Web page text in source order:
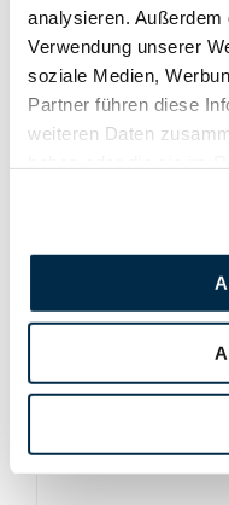
analysieren.
Verwendung unserer
soziale Medien,
Partner führen diese
weiteren Daten